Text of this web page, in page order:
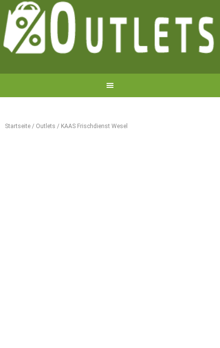
Startseite / Outlets / KAAS Frischdienst Wesel